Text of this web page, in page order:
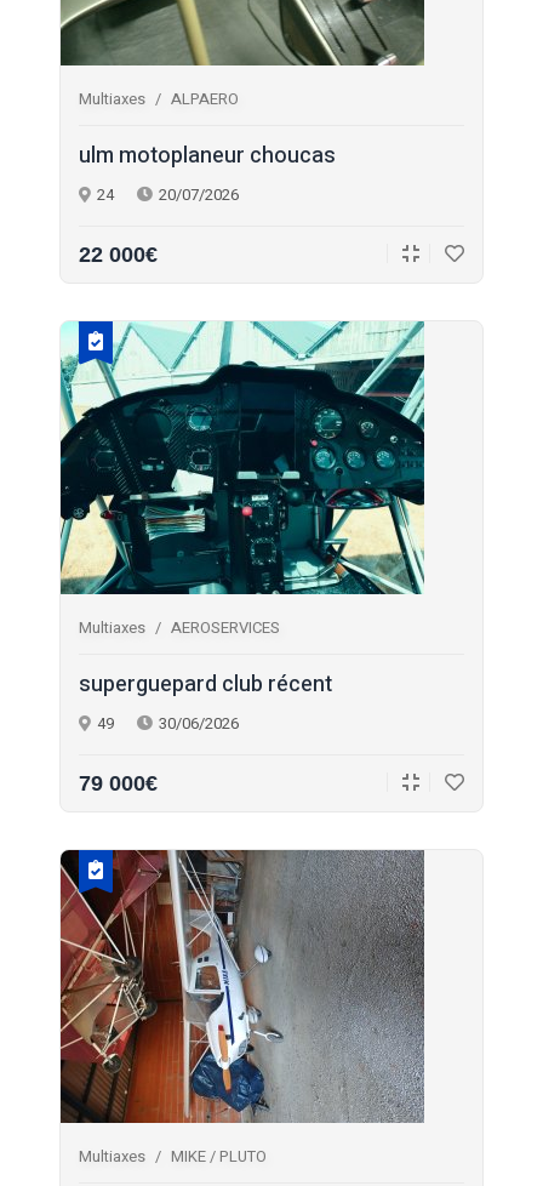
Multiaxes ALPAERO
ulm motoplaneur choucas
24 20/07/2026
22 000€
Multiaxes AEROSERVICES
superguepard club récent
49 30/06/2026
79 000€
Multiaxes MIKE / PLUTO